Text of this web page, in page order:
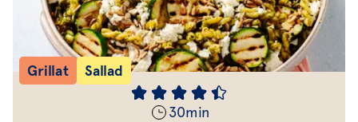
Grillat Sallad
30min